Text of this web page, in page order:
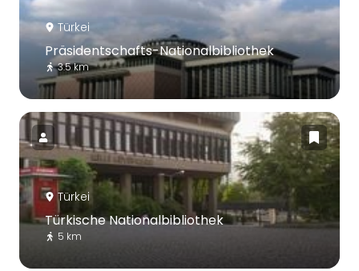
Türkei
Präsidentschafts-Nationalbibliothek
3.5 km
Türkei
Türkische Nationalbibliothek
5 km